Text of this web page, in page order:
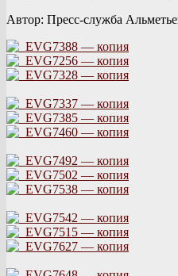
Автор: Пресс-служба